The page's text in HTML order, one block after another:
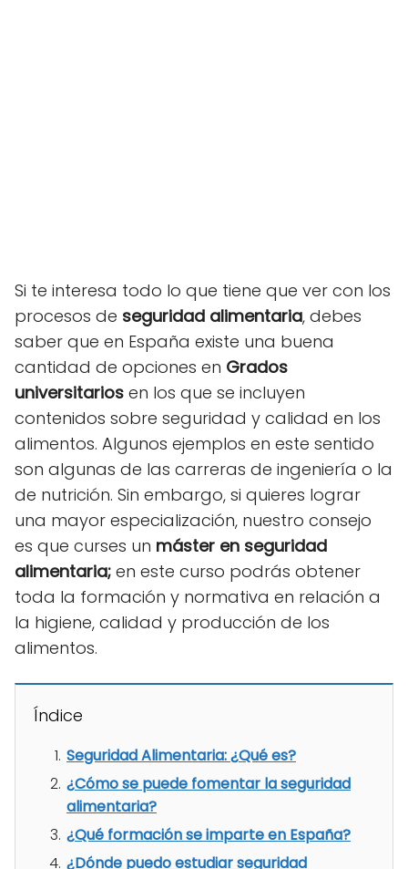
Si te interesa todo lo que tiene que ver con los
procesos de seguridad alimentaria, debes
saber que en España existe una buena
cantidad de opciones en Grados
universitarios en los que se incluyen
contenidos sobre seguridad y calidad en los
alimentos. Algunos ejemplos en este sentido
son algunas de las carreras de ingeniería o la
de nutrición. Sin embargo, si quieres lograr
una mayor especialización, nuestro consejo
es que curses un máster en seguridad
alimentaria; en este curso podrás obtener
toda la formación y normativa en relación a
la higiene, calidad y producción de los
alimentos.
Índice
Seguridad Alimentaria: ¿Qué es?
¿Cómo se puede fomentar la seguridad
alimentaria?
¿Qué formación se imparte en España?
¿Dónde puedo estudiar seguridad